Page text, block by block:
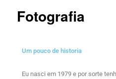
Fotografia
Um pouco de historia
Eu nasci em 1979 e por sorte